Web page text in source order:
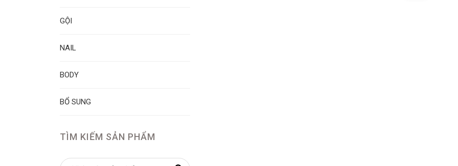
GỘI
NAIL
BODY
BỔ SUNG
TÌM KIẾM SẢN PHẨM